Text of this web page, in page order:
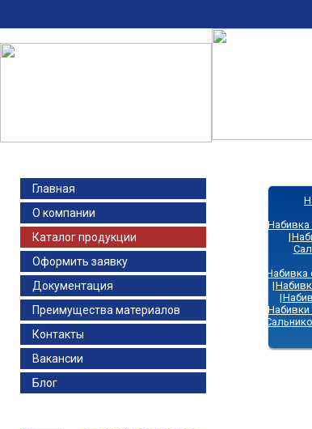
Главная
О компании
Каталог продукции
Оформить заявку
Документация
Преимущества материалов
Контакты
Вакансии
Блог
Набивка
|
Набивка
|
|